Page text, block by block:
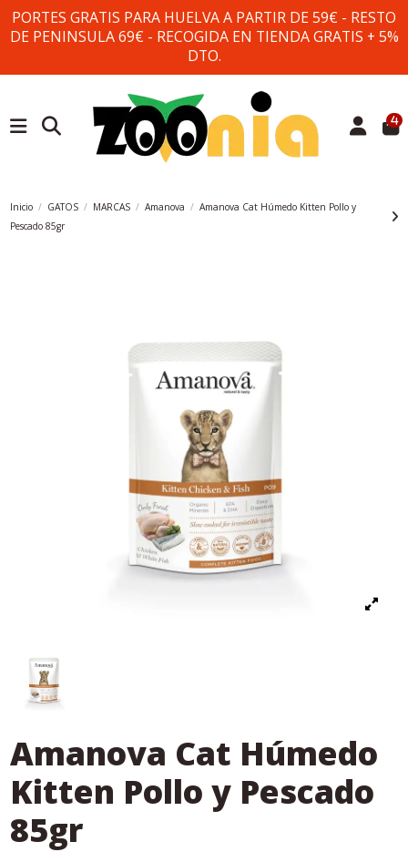
PORTES GRATIS PARA HUELVA A PARTIR DE 59€ - RESTO
DE PENINSULA 69€ - RECOGIDA EN TIENDA GRATIS + 5%
DTO.
4
Inicio GATOS MARCAS Amanova
Amanova Cat Húmedo Kitten Pollo y
Pescado 85gr
Amanova Cat Húmedo
Kitten Pollo y Pescado
85gr